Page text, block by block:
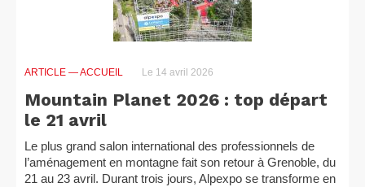
ARTICLE — ACCUEIL Le 14 avril 2026
Mountain Planet 2026 : top départ
le 21 avril
Le plus grand salon international des professionnels de
l’aménagement en montagne fait son retour à Grenoble, du
21 au 23 avril. Durant trois jours, Alpexpo se transforme en